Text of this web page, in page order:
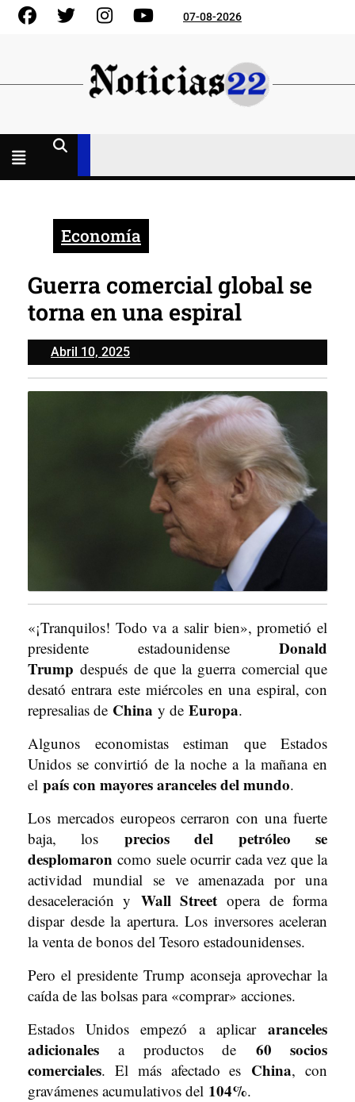
Skip
FacebookGorjeo InstagramYouTube07-08-2026
Economía
Guerra comercial global se
torna en una espiral
Abril 10, 2025Abril
10,
2025
«¡Tranquilos! Todo va a salir bien», prometió el
presidente estadounidense Donald
Trump después de que la guerra comercial que
desató entrara este miércoles en una espiral, con
represalias de China y de Europa.
Algunos economistas estiman que Estados
Unidos se convirtió de la noche a la mañana en
el país con mayores aranceles del mundo.
Los mercados europeos cerraron con una fuerte
baja, los precios del petróleo se
desplomaron como suele ocurrir cada vez que la
actividad mundial se ve amenazada por una
desaceleración y Wall Street opera de forma
dispar desde la apertura. Los inversores aceleran
la venta de bonos del Tesoro estadounidenses.
Pero el presidente Trump aconseja aprovechar la
caída de las bolsas para «comprar» acciones.
Estados Unidos empezó a aplicar aranceles
adicionales a productos de 60 socios
comerciales. El más afectado es China, con
gravámenes acumulativos del 104%.